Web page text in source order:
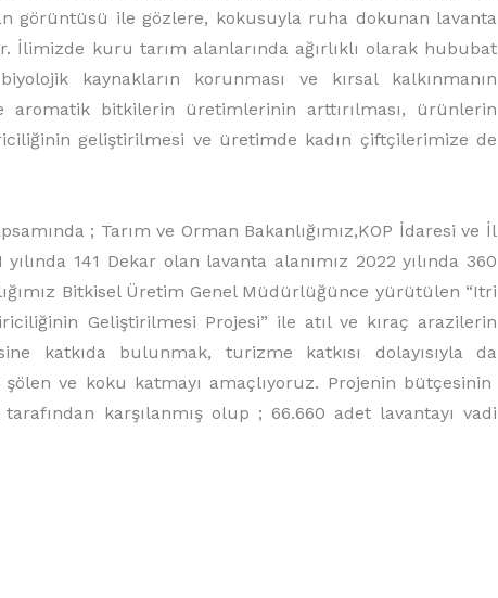
görüntüsü ile gözlere, kokusuyla ruha dokunan lavanta
İlimizde kuru tarım alanlarında ağırlıklı olarak hububat
kaynakların korunması ve kırsal kalkınmanın
aromatik bitkilerin üretimlerinin arttırılması, ürünlerin
geliştirilmesi ve üretimde kadın çiftçilerimize de
; Tarım ve Orman Bakanlığımız,KOP İdaresi ve İl
141 Dekar olan lavanta alanımız 2022 yılında 360
Bitkisel Üretim Genel Müdürlüğünce yürütülen “Itri
Geliştirilmesi Projesi” ile atıl ve kıraç arazilerin
katkıda bulunmak, turizme katkısı dolayısıyla da
şölen ve koku katmayı amaçlıyoruz. Projenin bütçesinin
tarafından karşılanmış olup ; 66.660 adet lavantayı vadi